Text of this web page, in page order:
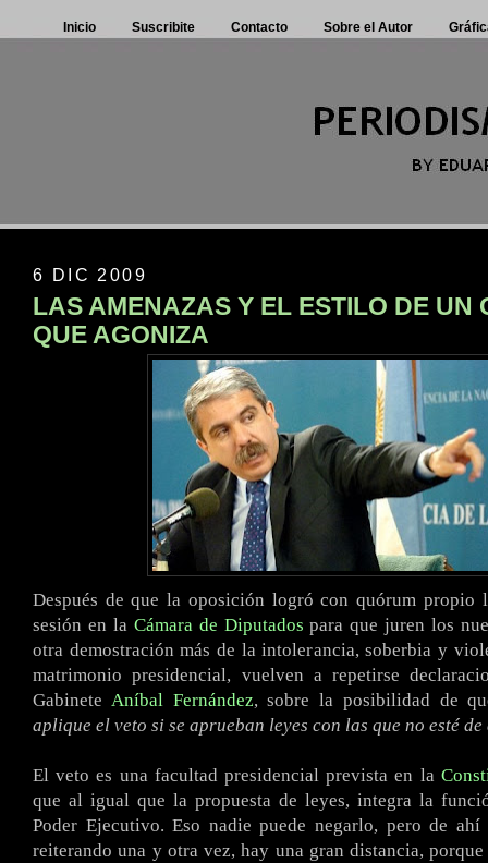
Inicio Suscribite Contacto Sobre el Autor
6 DIC 2009
LAS AMENAZAS Y EL ESTILO DE UN
QUE AGONIZA
Después de que la oposición logró con quórum propio
sesión en la Cámara de Diputados para que juren los
otra demostración más de la intolerancia, soberbia y
matrimonio presidencial, vuelven a repetirse
Gabinete Aníbal Fernández, sobre la posibilidad de
aplique el veto si se aprueban leyes con las que no esté
El veto es una facultad presidencial prevista en la
que al igual que la propuesta de leyes, integra la
Poder Ejecutivo. Eso nadie puede negarlo, pero de
reiterando una y otra vez, hay una gran distancia,